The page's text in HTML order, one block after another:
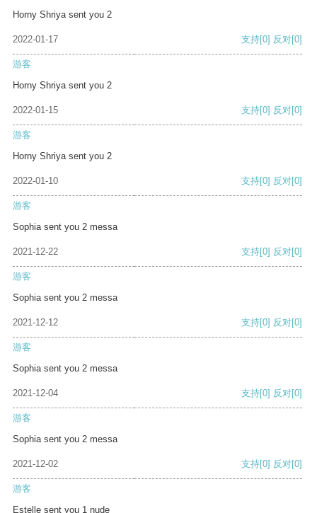
Horny Shriya sent you 2
2022-01-17 支持[0] 反对[0]
游客
Horny Shriya sent you 2
2022-01-15 支持[0] 反对[0]
游客
Horny Shriya sent you 2
2022-01-10 支持[0] 反对[0]
游客
Sophia sent you 2 messa
2021-12-22 支持[0] 反对[0]
游客
Sophia sent you 2 messa
2021-12-12 支持[0] 反对[0]
游客
Sophia sent you 2 messa
2021-12-04 支持[0] 反对[0]
游客
Sophia sent you 2 messa
2021-12-02 支持[0] 反对[0]
游客
Estelle sent you 1 nude